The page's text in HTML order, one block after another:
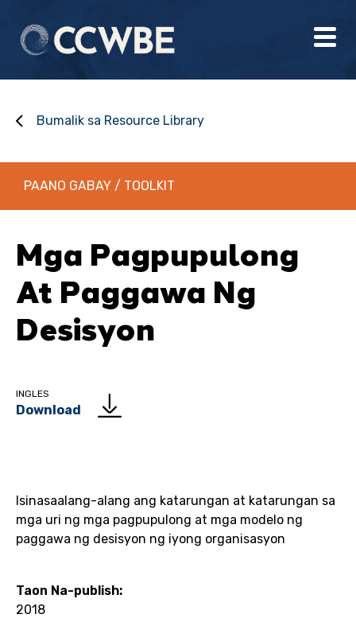
Bumalik sa Resource Library
Mga Pagpupulong
At Paggawa Ng
Desisyon
PAANO GABAY / TOOLKIT
Isinasaalang-alang ang katarungan at katarungan sa
mga uri ng mga pagpupulong at mga modelo ng
paggawa ng desisyon ng iyong organisasyon
Taon Na-publish:
2018
INGLES
Download